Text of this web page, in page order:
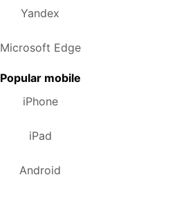
Yandex
Microsoft Edge
Popular mobile
iPhone
iPad
Android